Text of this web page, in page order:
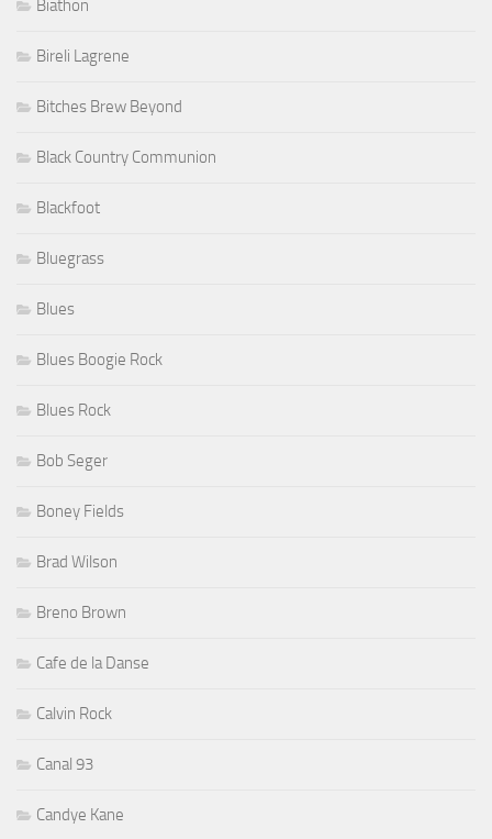
Biathon
Bireli Lagrene
Bitches Brew Beyond
Black Country Communion
Blackfoot
Bluegrass
Blues
Blues Boogie Rock
Blues Rock
Bob Seger
Boney Fields
Brad Wilson
Breno Brown
Cafe de la Danse
Calvin Rock
Canal 93
Candye Kane